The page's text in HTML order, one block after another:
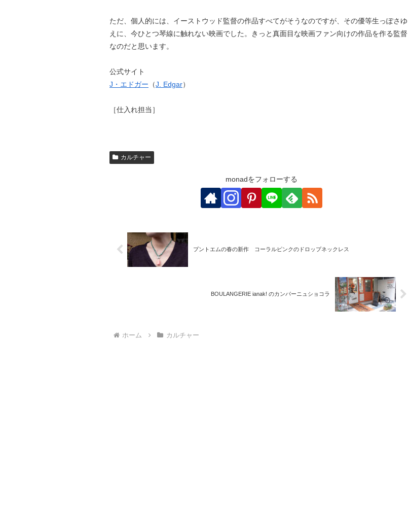
ただ、個人的には、イーストウッド監督の作品すべてがそうなのですが、その優等生っぽさゆ
えに、今ひとつ琴線に触れない映画でした。きっと真面目な映画ファン向けの作品を作る監督
なのだと思います。
公式サイト
J・エドガー （J. Edgar）
［仕入れ担当］
カルチャー
monadをフォローする
プントエムの春の新作 コーラルピンクのドロップネックレス
BOULANGERIE ianak! のカンパーニュショコラ
ホーム カルチャー